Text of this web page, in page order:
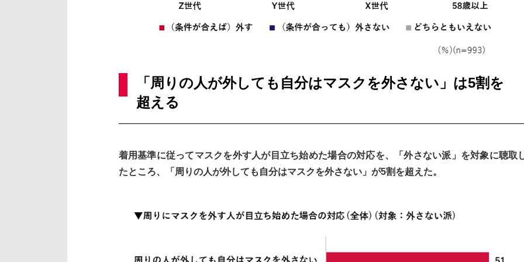
「周りの人が外しても自分はマスクを外さない」は5割を
超える
着用基準に従ってマスクを外す人が目立ち始めた場合の対応を、「外さない派」を対象に聴取
たところ、「周りの人が外しても自分はマスクを外さない」が5割を超えた。